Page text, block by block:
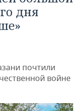
дня
почтили
войне